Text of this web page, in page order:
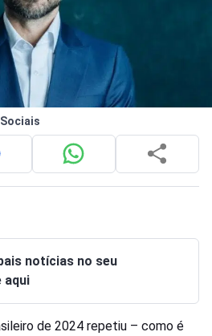
notícias no seu
aqui
de 2024 repetiu – como é